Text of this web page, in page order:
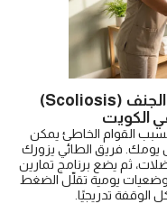
جلسات منزلية لتقويم القوام والجنف (Scoliosis)
الكويت
القوام الخاطئ يمكن
فريق الطائي يزورك
ثم يضع برنامج تمارين
يومية تقلّل الضغط
تدريجيًا.